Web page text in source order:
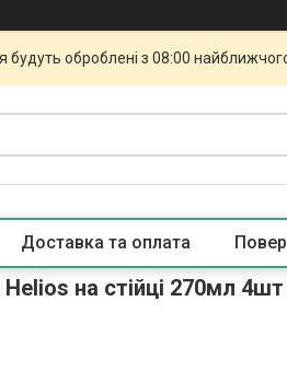
оброблені з 08:00
Доставка та оплата
Helios на стійці 270мл